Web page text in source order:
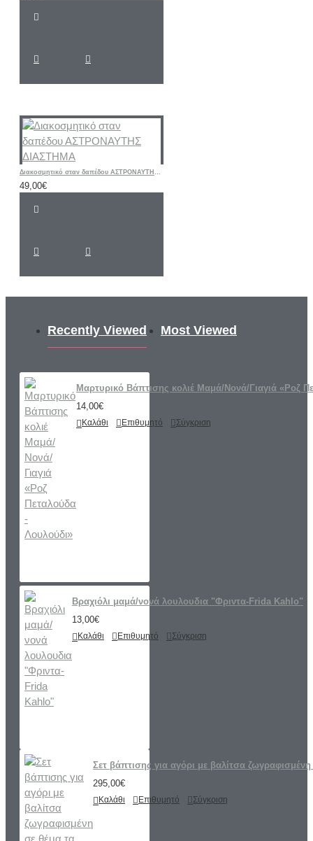
Διακοσμητικό σταν δαπέδου ΑΣΤΡΟΝΑΥΤΗΣ ΔΙΑΣΤΗΜΑ
49,00€
Recently Viewed Most Viewed
Μαρτυρικό Βάπτισης κολιέ Μαμά/Νονά/Γιαγιά «Ροζ
14,00€
Καλάθι Επιθυμητό Σύγκριση
Βραχιόλι μαμά/νονά λουλουδια "Φριντα-Frida Kahlo"
13,00€
Καλάθι Επιθυμητό Σύγκριση
Σετ βάπτισης για αγόρι με βαλίτσα
295,00€
Καλάθι Επιθυμητό Σύγκριση